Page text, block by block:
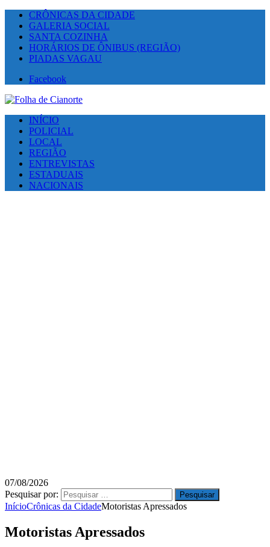
CRÔNICAS DA CIDADE
GALERIA SOCIAL
SANTA COZINHA
HORÁRIOS DE ÔNIBUS (REGIÃO)
PIADAS VAGAU
Facebook
INÍCIO
POLICIAL
LOCAL
REGIÃO
ENTREVISTAS
ESTADUAIS
NACIONAIS
07/08/2026
Pesquisar por:
InícioCrônicas da CidadeMotoristas Apressados
Motoristas Apressados